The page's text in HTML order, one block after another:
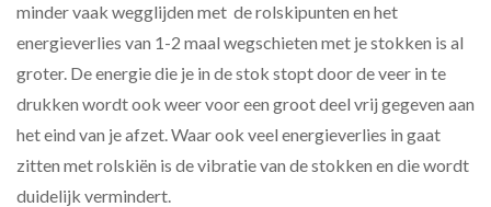
minder vaak wegglijden met de rolskipunten en het
energieverlies van 1-2 maal wegschieten met je stokken is al
groter. De energie die je in de stok stopt door de veer in te
drukken wordt ook weer voor een groot deel vrij gegeven aan
het eind van je afzet. Waar ook veel energieverlies in gaat
zitten met rolskiën is de vibratie van de stokken en die wordt
duidelijk vermindert.